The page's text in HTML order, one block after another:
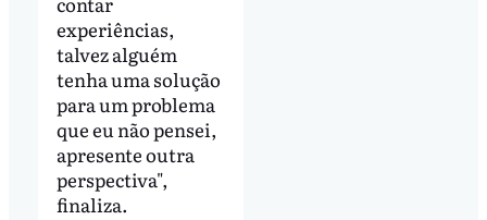
experiências,
talvez alguém
tenha uma solução
para um problema
que eu não pensei,
apresente outra
perspectiva",
finaliza.